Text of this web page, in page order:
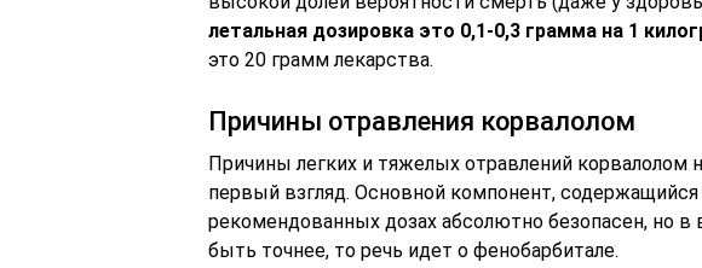
летальная дозировка это 0,1-0,3 грамма на 1
это 20 грамм лекарства.
Причины отравления корвалолом
Причины легких и тяжелых отравлений корвалолом
первый взгляд. Основной компонент, содержащийся
рекомендованных дозах абсолютно безопасен, но в
быть точнее, то речь идет о фенобарбитале.